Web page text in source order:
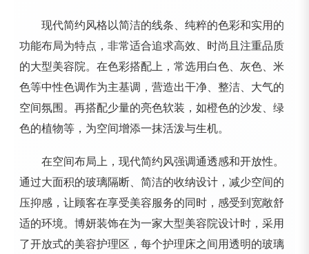
现代简约风格以简洁的线条、纯粹的色彩和实用的
功能布局为特点，非常适合追求高效、时尚且注重品质
的大型美容院。在色彩搭配上，常选用白色、灰色、米
色等中性色调作为主基调，营造出干净、整洁、大气的
空间氛围。再搭配少量的亮色软装，如橙色的沙发、绿
色的植物等，为空间增添一抹活泼与生机。
在空间布局上，现代简约风强调通透感和开放性。
通过大面积的玻璃隔断、简洁的收纳设计，减少空间的
压抑感，让顾客在享受美容服务的同时，感受到宽敞舒
适的环境。博妍装饰在为一家大型美容院设计时，采用
了开放式的美容护理区，每个护理床之间用透明的玻璃